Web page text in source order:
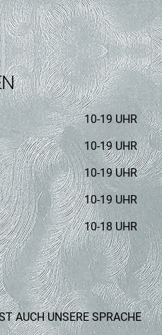
10-19 UHR
10-19 UHR
10-19 UHR
10-19 UHR
10-18 UHR
AUCH UNSERE SPRACHE